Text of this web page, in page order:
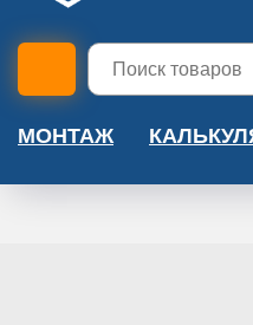
МОНТАЖ